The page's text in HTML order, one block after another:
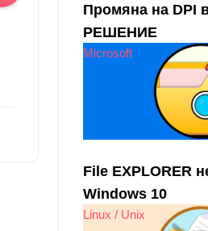
Промяна на DPI
РЕШЕНИЕ
Microsoft
File EXPLORER
Windows 10
Linux / Unix